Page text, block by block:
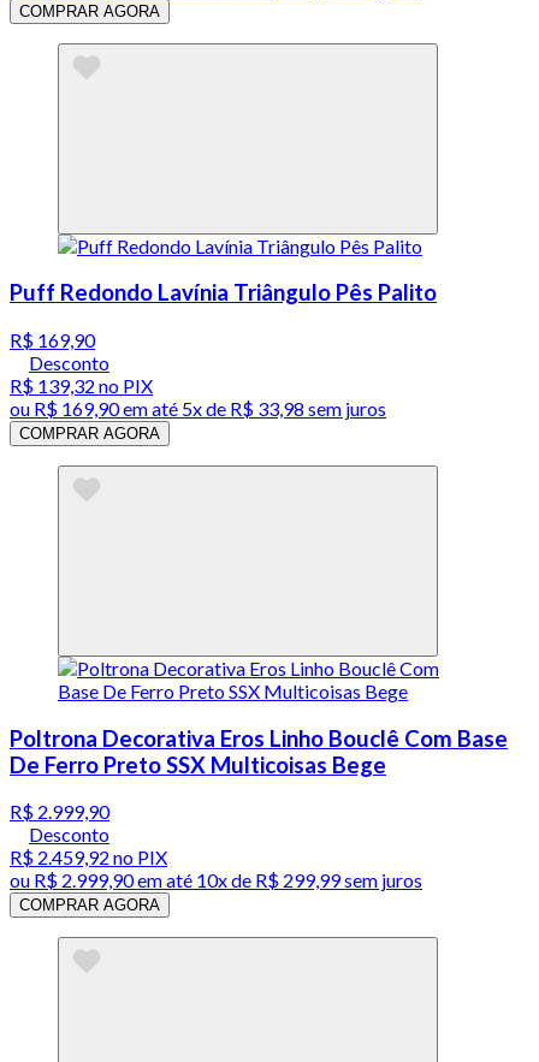
COMPRAR AGORA
Puff Redondo Lavínia Triângulo Pês Palito
R$ 169,90
Desconto
R$ 139,32 no PIX
ou R$ 169,90em até 5x de R$ 33,98 sem juros
COMPRAR AGORA
Poltrona Decorativa Eros Linho Bouclê Com Base
De Ferro Preto SSX Multicoisas Bege
R$ 2.999,90
Desconto
R$ 2.459,92 no PIX
ou R$ 2.999,90em até 10x de R$ 299,99 sem juros
COMPRAR AGORA